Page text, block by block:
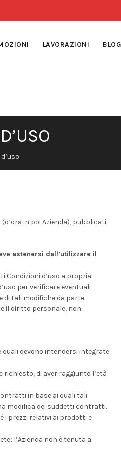
LAVORAZIONI BLOG
in poi Azienda), pubblicati
astenersi dall’utilizzare il
Condizioni d’uso a propria
per verificare eventuali
di tali modifiche da parte
il diritto personale, non
devono intendersi integrate
di aver raggiunto l’età
in base ai quali tali
modifica dei suddetti contratti.
i prezzi relativi ai prodotti e
l’Azienda non è tenuta a